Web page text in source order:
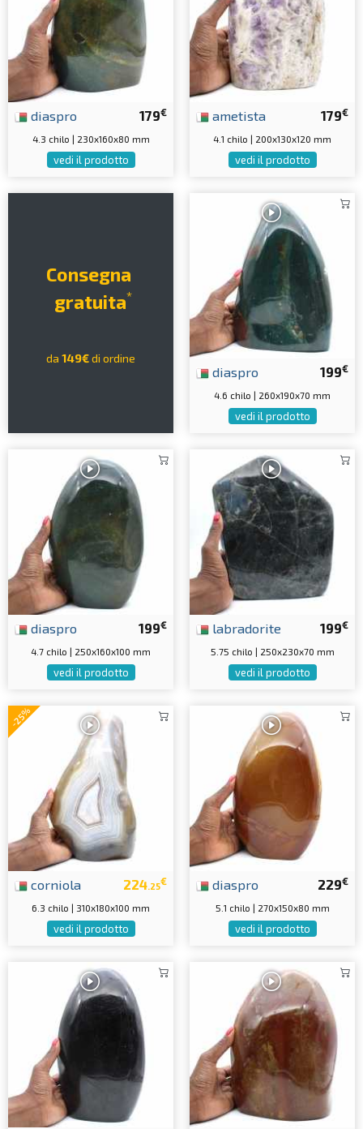
179€
diaspro
4.3 chilo | 230x160x80 mm
vedi il prodotto
179€
ametista
4.1 chilo | 200x130x120 mm
vedi il prodotto
Consegna
gratuita*
da 149€di ordine
199€
diaspro
4.6 chilo | 260x190x70 mm
vedi il prodotto
199€
diaspro
4.7 chilo | 250x160x100 mm
vedi il prodotto
199€
labradorite
5.75 chilo | 250x230x70 mm
vedi il prodotto
-25%
224.25€
corniola
6.3 chilo | 310x180x100 mm
vedi il prodotto
229€
diaspro
5.1 chilo | 270x150x80 mm
vedi il prodotto